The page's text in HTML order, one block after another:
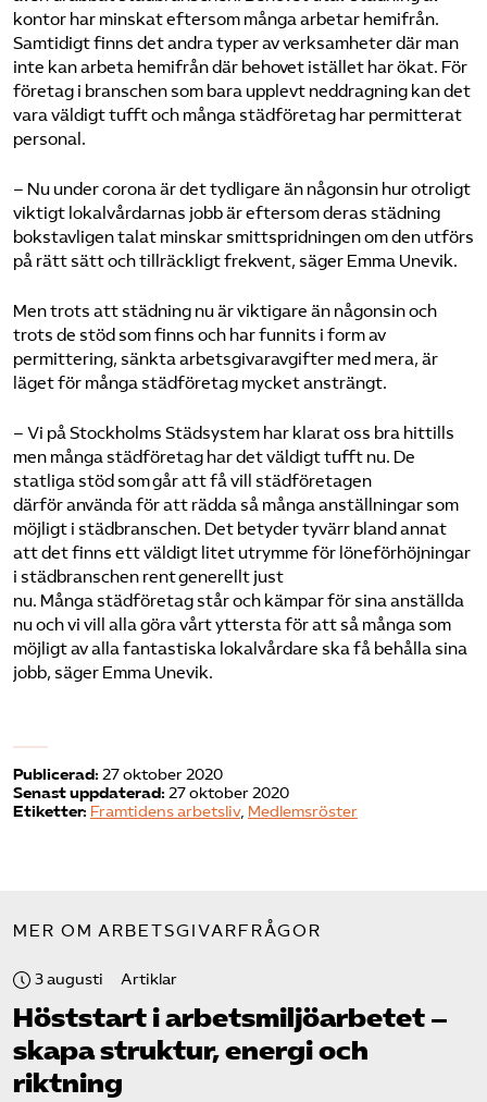
kontor har minskat eftersom många arbetar hemifrån.
Samtidigt finns det andra typer av verksamheter där man
inte kan arbeta hemifrån där behovet istället har ökat. För
företag i branschen som bara upplevt neddragning kan det
vara väldigt tufft och många städföretag har permitterat
personal.
– Nu under corona är det tydligare än någonsin hur otroligt
viktigt lokalvårdarnas jobb är eftersom deras städning
bokstavligen talat minskar smittspridningen om den utförs
på rätt sätt och tillräckligt frekvent, säger Emma Unevik.
Men trots att städning nu är viktigare än någonsin och
trots de stöd som finns och har funnits i form av
permittering, sänkta arbetsgivaravgifter med mera, är
läget för många städföretag mycket ansträngt.
– Vi på Stockholms Städsystem har klarat oss bra hittills
men många städföretag har det väldigt tufft nu. De
statliga stöd som går att få vill städföretagen
därför använda för att rädda så många anställningar som
möjligt i städbranschen. Det betyder tyvärr bland annat
att det finns ett väldigt litet utrymme för löneförhöjningar
i städbranschen rent generellt just
nu. Många städföretag står och kämpar för sina anställda
nu och vi vill alla göra vårt yttersta för att så många som
möjligt av alla fantastiska lokalvårdare ska få behålla sina
jobb, säger Emma Unevik.
Publicerad: 27 oktober 2020
Senast uppdaterad: 27 oktober 2020
Etiketter: Framtidens arbetsliv, Medlemsröster
MER OM ARBETSGIVARFRÅGOR
3 augusti Artiklar
Höststart i arbetsmiljö­arbetet –
skapa struktur, energi och
riktning